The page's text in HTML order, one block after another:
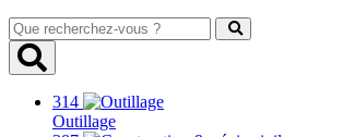
Que
recherchez-
vous
314
Outillage